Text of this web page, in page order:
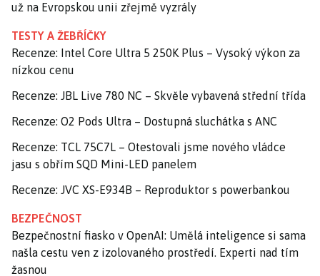
už na Evropskou unii zřejmě vyzrály
TESTY A ŽEBŘÍČKY
Recenze: Intel Core Ultra 5 250K Plus – Vysoký výkon za
nízkou cenu
Recenze: JBL Live 780 NC – Skvěle vybavená střední třída
Recenze: O2 Pods Ultra – Dostupná sluchátka s ANC
Recenze: TCL 75C7L – Otestovali jsme nového vládce
jasu s obřím SQD Mini-LED panelem
Recenze: JVC XS-E934B – Reproduktor s powerbankou
BEZPEČNOST
Bezpečnostní fiasko v OpenAI: Umělá inteligence si sama
našla cestu ven z izolovaného prostředí. Experti nad tím
žasnou